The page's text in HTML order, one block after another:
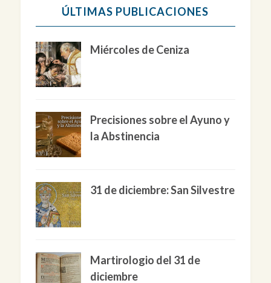
ÚLTIMAS PUBLICACIONES
Miércoles de Ceniza
Precisiones sobre el Ayuno y
la Abstinencia
31 de diciembre: San Silvestre
Martirologio del 31 de
diciembre